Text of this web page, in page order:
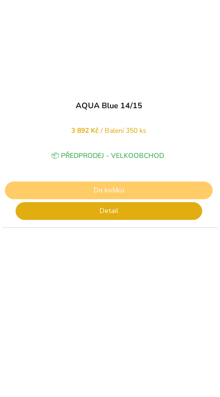
AQUA Blue 14/15
3 892 Kč / Balení 350 ks
📦 PŘEDPRODEJ - VELKOOBCHOD
Do košíku
Detail